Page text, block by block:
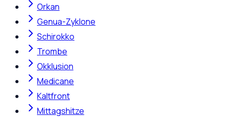
Orkan
Genua-Zyklone
Schirokko
Trombe
Okklusion
Medicane
Kaltfront
Mittagshitze